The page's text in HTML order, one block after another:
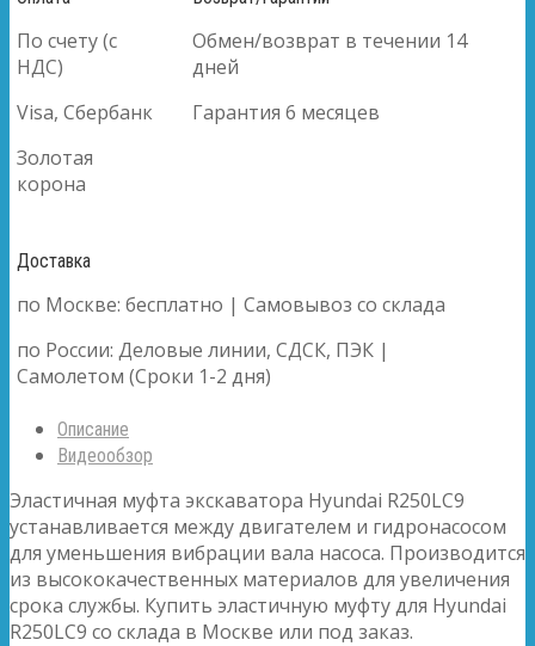
По счету (с
НДС)
Visa, Сбербанк
Золотая
корона
Обмен/возврат в течении 14
дней
Гарантия 6 месяцев
Доставка
по Москве: бесплатно | Самовывоз со склада
по России: Деловые линии, СДСК, ПЭК |
Самолетом (Сроки 1-2 дня)
Описание
Видеообзор
Эластичная муфта экскаватора Hyundai R250LC9
устанавливается между двигателем и гидронасосом
для уменьшения вибрации вала насоса. Производится
из высококачественных материалов для увеличения
срока службы. Купить эластичную муфту для Hyundai
R250LC9 со склада в Москве или под заказ.